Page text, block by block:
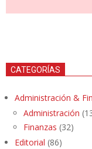
CATEGORÍAS
Administración &
Administración
Finanzas (32)
Editorial (86)